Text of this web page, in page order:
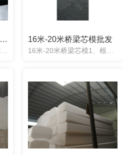
河南20米空心板桥梁内模厂家 16米-20米桥梁芯模批发